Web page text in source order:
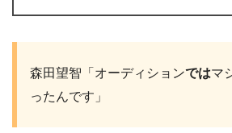
森田望智「オーディションではマ
ったんです」